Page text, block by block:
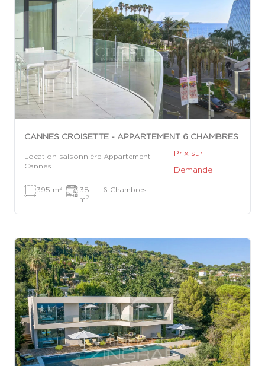
CANNES CROISETTE - APPARTEMENT 6 CHAMBRES
Location saisonnière Appartement
Cannes
Prix sur
Demande
395 m 2|
38
m 2
|6 Chambres